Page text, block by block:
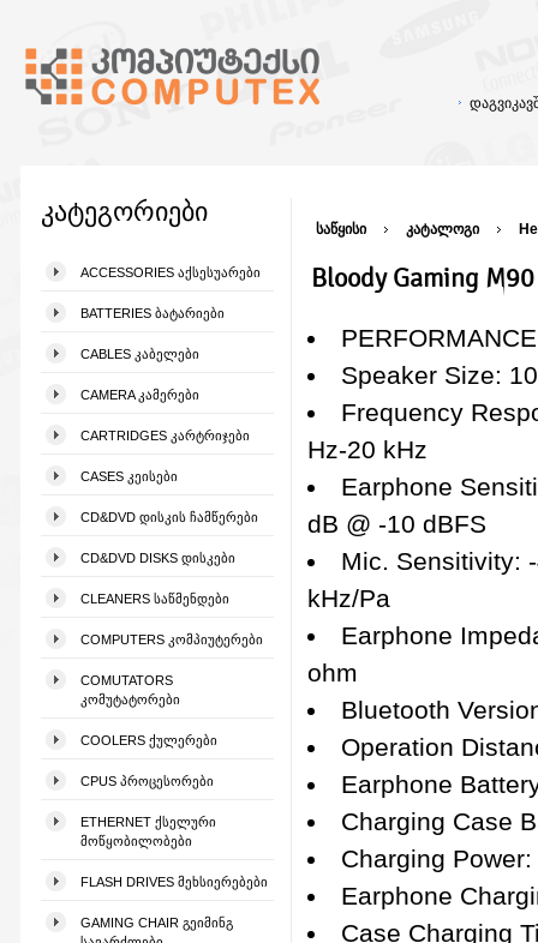
კატეგორიები
ACCESSORIES ᲐᲥᲡᲔᲡᲣᲐᲠᲔᲑᲘ
BATTERIES ᲑᲐᲢᲐᲠᲘᲔᲑᲘ
CABLES ᲙᲐᲑᲔᲚᲔᲑᲘ
CAMERA ᲙᲐᲛᲔᲠᲔᲑᲘ
CARTRIDGES ᲙᲐᲠᲢᲠᲘᲯᲔᲑᲘ
CASES ᲙᲔᲘᲡᲔᲑᲘ
CD&DVD ᲓᲘᲡᲙᲘᲡ ᲩᲐᲛᲬᲔᲠᲔᲑᲘ
CD&DVD DISKS ᲓᲘᲡᲙᲔᲑᲘ
CLEANERS ᲡᲐᲬᲛᲔᲜᲓᲔᲑᲘ
COMPUTERS ᲙᲝᲛᲞᲘᲣᲢᲔᲠᲔᲑᲘ
COMUTATORS
ᲙᲝᲛᲣᲢᲐᲢᲝᲠᲔᲑᲘ
COOLERS ᲥᲣᲚᲔᲠᲔᲑᲘ
CPUS ᲞᲠᲝᲪᲔᲡᲝᲠᲔᲑᲘ
ETHERNET ᲥᲡᲔᲚᲣᲠᲘ
ᲛᲝᲬᲧᲝᲑᲘᲚᲝᲑᲔᲑᲘ
FLASH DRIVES ᲛᲔᲮᲡᲘᲔᲠᲔᲑᲔᲑᲘ
GAMING CHAIR ᲒᲔᲘᲛᲘᲜᲒ
საწყისი კატალოგი
Bloody Gaming
PERFORMANCE
Speaker Size:
Frequency
Hz-20 kHz
Earphone
dB @ -10 dBFS
Mic. Sensitivity:
kHz/Pa
Earphone
ohm
Bluetooth
Operation
Earphone
Charging Case
Charging
Earphone
Case Charging